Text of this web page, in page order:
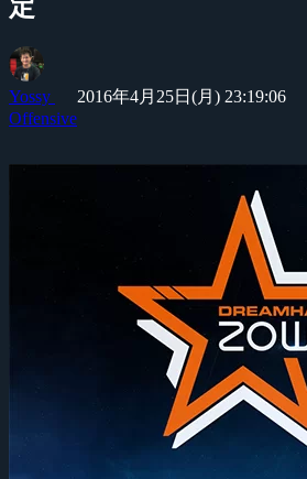
定
Yossy 2016年4月25日(月) 23:19:06
Offensive